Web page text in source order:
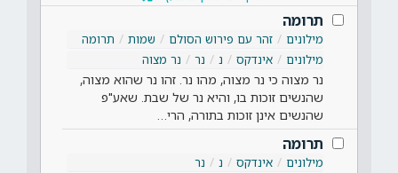
תרומה
מילונים זהר עם פירוש הסולם שמות
תרומה
מילונים
אינדקס נ נר נר מצוה
נר מצוה כי נר מצוה, מהו נר. זהו נר שהוא מצוה,
שהנשים זוכות בו, והיא נר של שבת. שאע"פ
שהנשים אינן זוכות בתורה, הרי…
תרומה
מילונים אינדקס נ
נר